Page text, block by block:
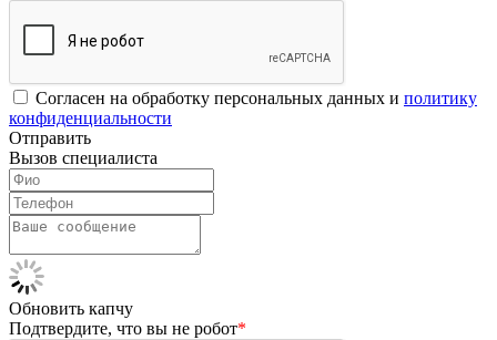
Согласен на обработку персональных данных и политику
конфиденциальности
Отправить
Вызов специалиста
Обновить капчу
Подтвердите, что вы не робот*